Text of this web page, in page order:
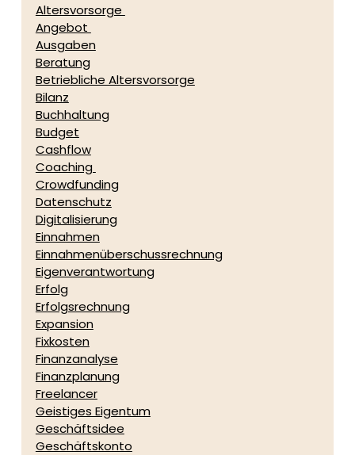
Altersvorsorge
Angebot
Ausgaben
Beratung
Betriebliche Altersvorsorge
Bilanz
Buchhaltung
Budget
Cashflow
Coaching
Crowdfunding
Datenschutz
Digitalisierung
Einnahmen
Einnahmenüberschussrechnung
Eigenverantwortung
Erfolg
Erfolgsrechnung
Expansion
Fixkosten
Finanzanalyse
Finanzplanung
Freelancer
Geistiges Eigentum
Geschäftsidee
Geschäftskonto